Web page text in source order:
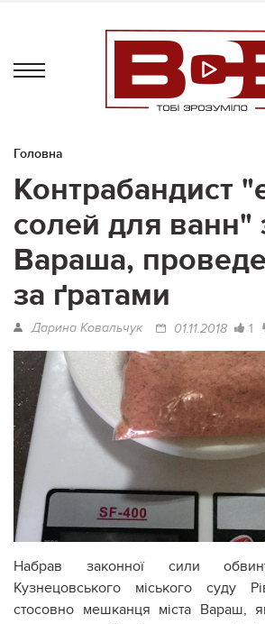
Головна
Контрабандист
солей для ванн"
Вараша,
за ґратами
Дарина Ковальчук 01.11.2018 1
Набрав законної сили
Кузнецовського міського суду
стосовно мешканця міста Вараш,